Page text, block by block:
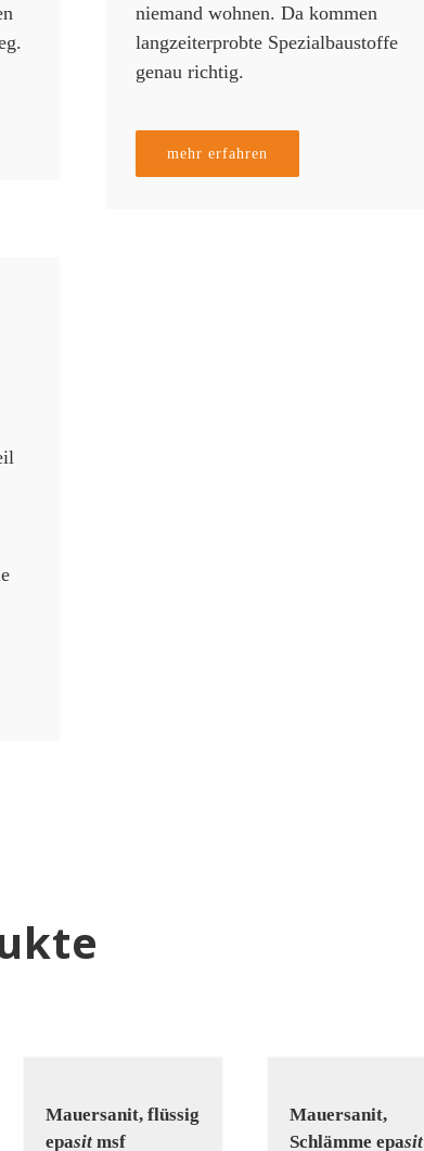
niemand wohnen. Da kommen
langzeiterprobte Spezialbaustoffe
genau richtig.
mehr erfahren
Mauer­sanit, flüssig
epasitmsf
Mauer­sanit,
Schlämme epasit